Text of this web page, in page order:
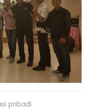
pribadi